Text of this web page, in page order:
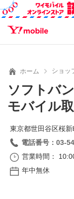
SEARCH
ホーム ショッ
ソフトバ
モバイル取
東京都世田谷区桜
電話番号：03-
営業時間：
年中無休